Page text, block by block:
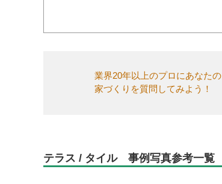
業界20年以上のプロにあなたの
家づくりを質問してみよう！
テラス / タイル 事例写真参考一覧